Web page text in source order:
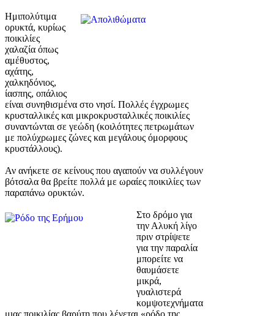
Ημιπολύτιμα
ορυκτά, κυρίως
ποικιλίες
χαλαζία όπως
αμέθυστος,
αχάτης,
χαλκηδόνιος,
ίασπης, οπάλιος
είναι συνηθισμένα στο νησί. Πολλές έγχρωμες
κρυσταλλικές και μικροκρυσταλλικές ποικιλίες
συναντώνται σε γεώδη (κοιλότητες πετρωμάτων
με πολύχρωμες ζώνες και μεγάλους όμορφους
κρυστάλλους).
Αν ανήκετε σε κείνους που αγαπούν να συλλέγουν
βότσαλα θα βρείτε πολλά με ωραίες ποικιλίες των
παραπάνω ορυκτών.
Στο δρόμο για
την Αλυκή λίγο
πριν στρίψετε
για την παραλία
μπορείτε να
θαυμάσετε
μικρά,
γυαλιστερά
κομψοτεχνήματα
μιας ποικιλίας βαρύτη που λέγεται «ρόδο της